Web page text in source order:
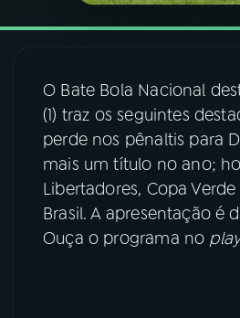
07ÚLTIMAS
FESTIVAL DE MÚSICA
ACOMPANHE A RÁDIO NACIONAL
O Bate Bola Nacional
(1) traz os seguintes
perde nos pênaltis para
mais um título no ano;
Libertadores, Copa
Brasil. A apresentação é
Ouça o programa no